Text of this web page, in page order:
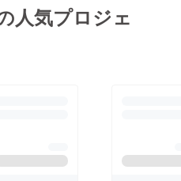
人気プロジェ